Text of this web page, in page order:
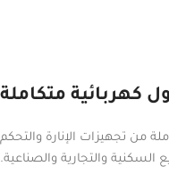
كهربائية متكاملة
من تجهيزات الإنارة والتحكم
السكنية والتجارية والصناعية.